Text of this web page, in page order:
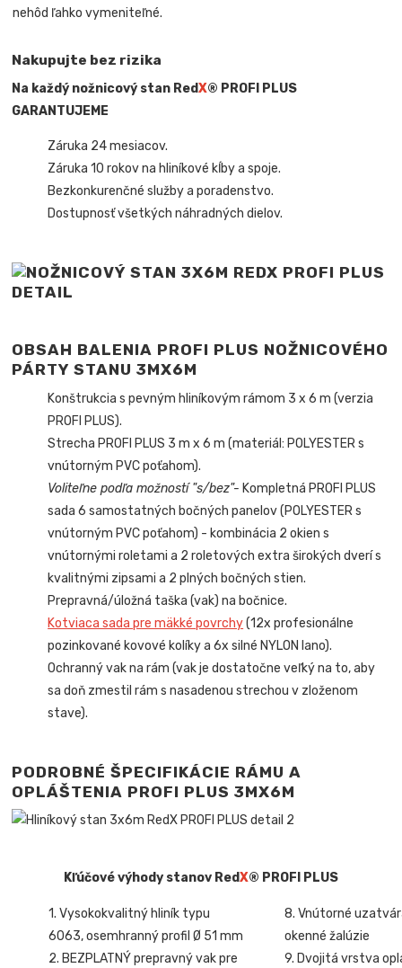
nehôd ľahko vymeniteľné.
Nakupujte bez rizika
Na každý nožnicový stan RedX® PROFI PLUS
GARANTUJEME
Záruka 24 mesiacov.
Záruka 10 rokov na hliníkové kĺby a spoje.
Bezkonkurenčné služby a poradenstvo.
Dostupnosť všetkých náhradných dielov.
OBSAH BALENIA PROFI PLUS NOŽNICOVÉHO
PÁRTY STANU 3MX6M
Konštrukcia s pevným hliníkovým rámom 3 x 6 m (verzia
PROFI PLUS).
Strecha PROFI PLUS 3 m x 6 m (materiál: POLYESTER s
vnútorným PVC poťahom).
Voliteľne podľa možností "s/bez"- Kompletná PROFI PLUS
sada 6 samostatných bočných panelov (POLYESTER s
vnútorným PVC poťahom) - kombinácia 2 okien s
vnútornými roletami a 2 roletových extra širokých dverí s
kvalitnými zipsami a 2 plných bočných stien.
Prepravná/úložná taška (vak) na bočnice.
Kotviaca sada pre mäkké povrchy(12x profesionálne
pozinkované kovové kolíky a 6x silné NYLON lano).
Ochranný vak na rám (vak je dostatočne veľký na to, aby
sa doň zmestil rám s nasadenou strechou v zloženom
stave).
PODROBNÉ ŠPECIFIKÁCIE RÁMU A
OPLÁŠTENIA PROFI PLUS 3MX6M
Kľúčové výhody stanov RedX® PROFI PLUS
1. Vysokokvalitný hliník typu
6063, osemhranný profil Ø 51 mm
2. BEZPLATNÝ prepravný vak pre
8. Vnútorné
okenné žalúzie
9. Dvojitá vrstva